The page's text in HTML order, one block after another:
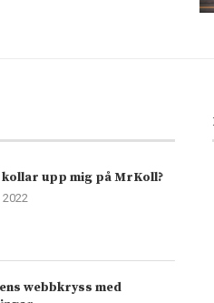
kollar upp mig på MrKoll?
2022
webbkryss med